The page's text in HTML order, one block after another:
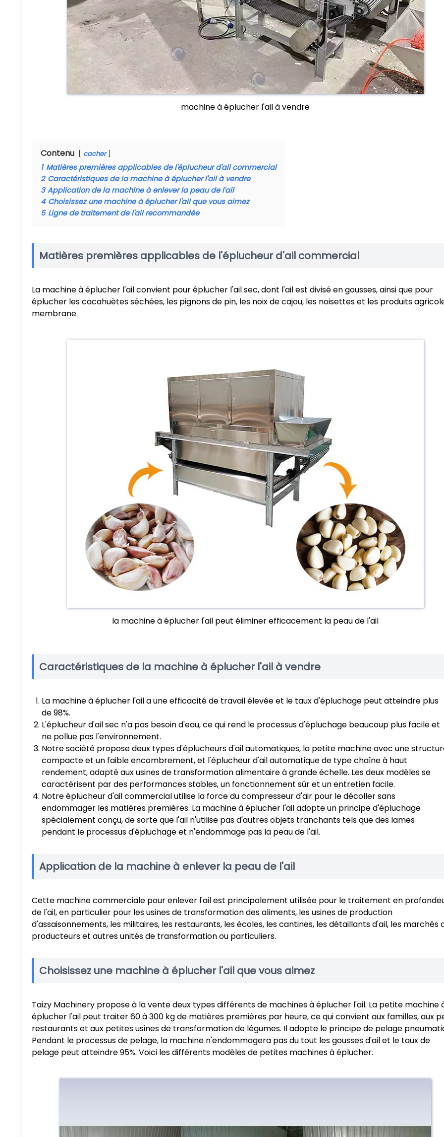
machine à éplucher l'ail à vendre
Contenu cacher
1 Matières premières applicables de l'éplucheur d'ail commercial
2 Caractéristiques de la machine à éplucher l'ail à vendre
3 Application de la machine à enlever la peau de l'ail
4 Choisissez une machine à éplucher l'ail que vous aimez
5 Ligne de traitement de l'ail recommandée
Matières premières applicables de l'éplucheur d'ail commercial
La machine à éplucher l'ail convient pour éplucher l'ail sec, dont l'ail est divisé en gousses, ainsi que pour
éplucher les cacahuètes séchées, les pignons de pin, les noix de cajou, les noisettes et les produits
membrane.
la machine à éplucher l'ail peut éliminer efficacement la peau de l'ail
Caractéristiques de la machine à éplucher l'ail à vendre
La machine à éplucher l'ail a une efficacité de travail élevée et le taux d'épluchage peut atteindre plus
de 98%.
L'éplucheur d'ail sec n'a pas besoin d'eau, ce qui rend le processus d'épluchage beaucoup plus facile et
ne pollue pas l'environnement.
Notre société propose deux types d'éplucheurs d'ail automatiques, la petite machine avec une
compacte et un faible encombrement, et l'éplucheur d'ail automatique de type chaîne à haut
rendement, adapté aux usines de transformation alimentaire à grande échelle. Les deux modèles se
caractérisent par des performances stables, un fonctionnement sûr et un entretien facile.
Notre éplucheur d'ail commercial utilise la force du compresseur d'air pour le décoller sans
endommager les matières premières. La machine à éplucher l'ail adopte un principe d'épluchage
spécialement conçu, de sorte que l'ail n'utilise pas d'autres objets tranchants tels que des lames
pendant le processus d'épluchage et n'endommage pas la peau de l'ail.
Application de la machine à enlever la peau de l'ail
Cette machine commerciale pour enlever l'ail est principalement utilisée pour le traitement en
de l'ail, en particulier pour les usines de transformation des aliments, les usines de production
d'assaisonnements, les militaires, les restaurants, les écoles, les cantines, les détaillants d'ail, les marchés
producteurs et autres unités de transformation ou particuliers.
Choisissez une machine à éplucher l'ail que vous aimez
Taizy Machinery propose à la vente deux types différents de machines à éplucher l'ail. La petite machine
éplucher l'ail peut traiter 60 à 300 kg de matières premières par heure, ce qui convient aux familles, aux
restaurants et aux petites usines de transformation de légumes. Il adopte le principe de pelage
Pendant le processus de pelage, la machine n'endommagera pas du tout les gousses d'ail et le taux de
pelage peut atteindre 95%. Voici les différents modèles de petites machines à éplucher.